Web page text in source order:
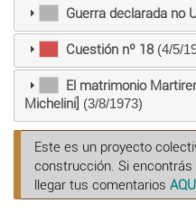
Guerra declarada no
Cuestión nº 18(4/5/
El matrimonio
Michelini] (3/8/1973)
Este es un proyecto
construcción. Si
llegar tus comentarios